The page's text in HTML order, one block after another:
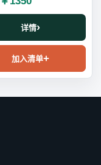
详情
加入清单